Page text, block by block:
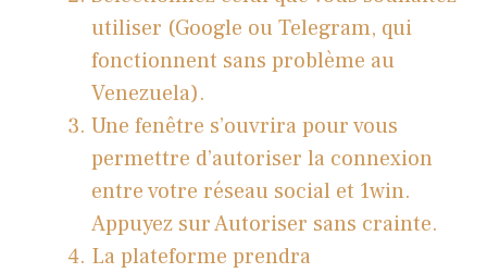
utiliser (Google ou Telegram, qui
fonctionnent sans problème au
Venezuela).
Une fenêtre s’ouvrira pour vous
permettre d’autoriser la connexion
entre votre réseau social et 1win.
Appuyez sur Autoriser sans crainte.
La plateforme prendra